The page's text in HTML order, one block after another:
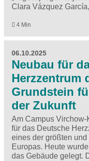
Clara Vázquez
4 Min
06.10.2025
Neubau für
Herzzentrum
Grundstein
der Zukunft
Am Campus
für das Deutsche
eines der größten
Europas. Heute
das Gebäude gelegt.